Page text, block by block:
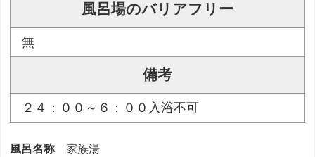
風呂場のバリアフリー
無
備考
２４：００～６：００入浴不可
風呂名称 家族湯